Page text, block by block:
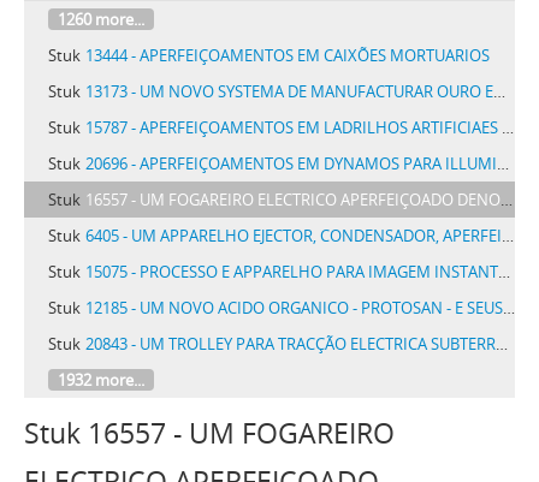
1260 more...
Stuk 13444 - APERFEIÇOAMENTOS EM CAIXÕES MORTUARIOS
Stuk 13173 - UM NOVO SYSTEMA DE MANUFACTURAR OURO EM FIO SEM SOLDA COM APPLICAÇÃO DE RETRATOS EMMOLDURADOS
Stuk 15787 - APERFEIÇOAMENTOS EM LADRILHOS ARTIFICIAES PARA PAVIMENTOS OU PAREDES
Stuk 20696 - APERFEIÇOAMENTOS EM DYNAMOS PARA ILLUMINAÇÃO DE TRENS E FINS SEMELHANTES
Stuk 16557 - UM FOGAREIRO ELECTRICO APERFEIÇOADO DENOMINADO AQUECEDOR LEMOS
Stuk 6405 - UM APPARELHO EJECTOR, CONDENSADOR, APERFEIÇOADO, OU APPARELHO SEMELHANTE DO GENERO DE BOMBAS E COMPRESSORES DE AR
Stuk 15075 - PROCESSO E APPARELHO PARA IMAGEM INSTANTANEA DE PELLES
Stuk 12185 - UM NOVO ACIDO ORGANICO - PROTOSAN - E SEUS SAES DESTINADOS A EMPREGO THERAPEUTICO NAS MOLESTIAS PARASITARIAS
Stuk 20843 - UM TROLLEY PARA TRACÇÃO ELECTRICA SUBTERRANEA
1932 more...
Stuk 16557 - UM FOGAREIRO